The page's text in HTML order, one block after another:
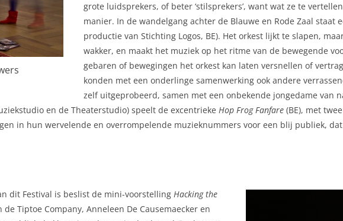
grote luidsprekers, of beter ‘stilsprekers’, want wat ze te
manier. In de wandelgang achter de Blauwe en Rode Zaal staat
productie van Stichting Logos, BE). Het orkest lijkt te slapen,
wakker, en maakt het muziek op het ritme van de bewegende
gebaren of bewegingen het orkest kan laten versnellen of
konden met een onderlinge samenwerking ook andere
zelf uitgeprobeerd, samen met een onbekende jongedame van
en de Theaterstudio) speelt de excentrieke Hop Frog Fanfare (BE), met
in hun wervelende en overrompelende muzieknummers voor een blij publiek,
dit Festival is beslist de mini-voorstelling Hacking the
de Tiptoe Company, Anneleen De Causemaecker en